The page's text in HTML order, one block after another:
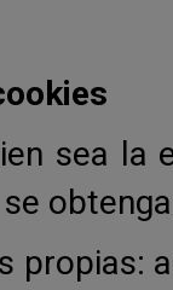
sea la
propias: